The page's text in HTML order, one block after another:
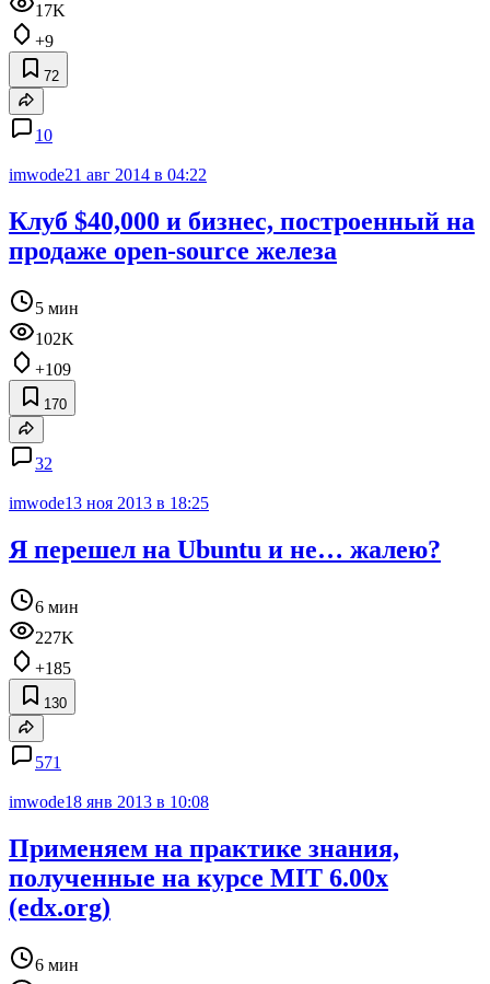
17K
+9
72
10
imwode21 авг 2014 в 04:22
Клуб $40,000 и бизнес, построенный на
продаже open-source железа
5 мин
102K
+109
170
32
imwode13 ноя 2013 в 18:25
Я перешел на Ubuntu и не… жалею?
6 мин
227K
+185
130
571
imwode18 янв 2013 в 10:08
Применяем на практике знания,
полученные на курсе MIT 6.00x
(edx.org)
6 мин